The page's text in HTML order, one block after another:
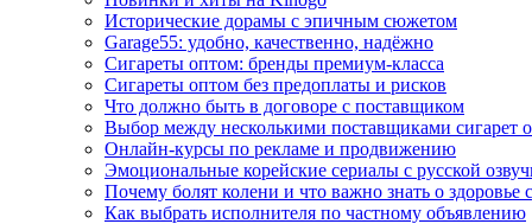
Исторические дорамы с эпичным сюжетом
Garage55: удобно, качественно, надёжно
Сигареты оптом: бренды премиум-класса
Сигареты оптом без предоплаты и рисков
Что должно быть в договоре с поставщиком
Выбор между несколькими поставщиками сигарет
Онлайн-курсы по рекламе и продвижению
Эмоциональные корейские сериалы с русской
Почему болят колени и что важно знать о здоровье
Как выбрать исполнителя по частному объявлению